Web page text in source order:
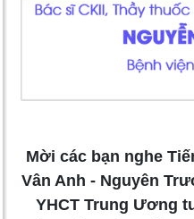
Mời các bạn nghe
Vân Anh - Nguyên
YHCT Trung Ương